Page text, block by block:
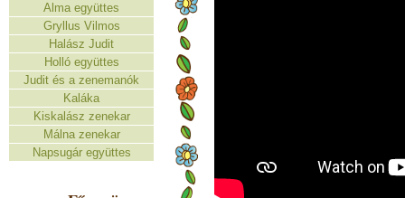
Alma együttes
Gryllus Vilmos
Halász Judit
Holló együttes
Judit és a zenemanók
Kaláka
Kiskalász zenekar
Málna zenekar
Napsugár együttes